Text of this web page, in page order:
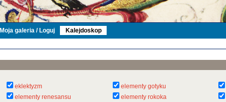
Moja galeria / Loguj Kalejdoskop
eklektyzm elementy gotyku
elementy renesansu elementy rokoka